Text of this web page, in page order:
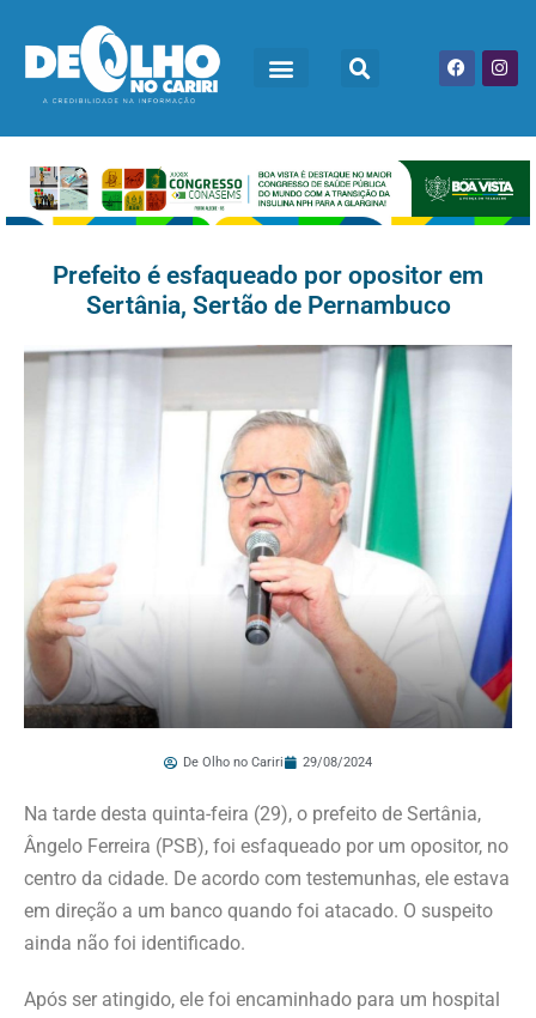
Prefeito é esfaqueado por opositor em
Sertânia, Sertão de Pernambuco
De Olho no Cariri 29/08/2024
Na tarde desta quinta-feira (29), o prefeito de Sertânia,
Ângelo Ferreira (PSB), foi esfaqueado por um opositor, no
centro da cidade. De acordo com testemunhas, ele estava
em direção a um banco quando foi atacado. O suspeito
ainda não foi identificado.
Após ser atingido, ele foi encaminhado para um hospital